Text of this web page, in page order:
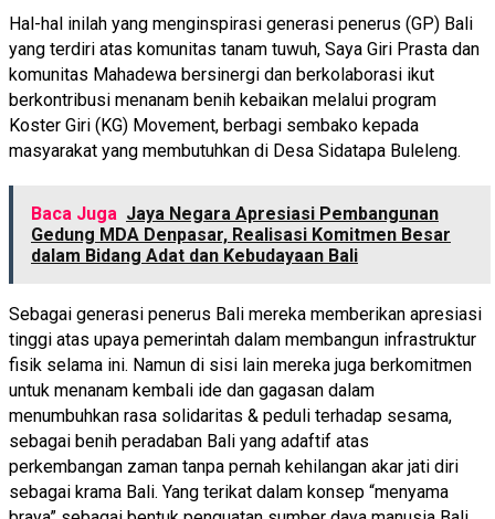
Hal-hal inilah yang menginspirasi generasi penerus (GP) Bali
yang terdiri atas komunitas tanam tuwuh, Saya Giri Prasta dan
komunitas Mahadewa bersinergi dan berkolaborasi ikut
berkontribusi menanam benih kebaikan melalui program
Koster Giri (KG) Movement, berbagi sembako kepada
masyarakat yang membutuhkan di Desa Sidatapa Buleleng.
Baca Juga Jaya Negara Apresiasi Pembangunan
Gedung MDA Denpasar, Realisasi Komitmen Besar
dalam Bidang Adat dan Kebudayaan Bali
Sebagai generasi penerus Bali mereka memberikan apresiasi
tinggi atas upaya pemerintah dalam membangun infrastruktur
fisik selama ini. Namun di sisi lain mereka juga berkomitmen
untuk menanam kembali ide dan gagasan dalam
menumbuhkan rasa solidaritas & peduli terhadap sesama,
sebagai benih peradaban Bali yang adaftif atas
perkembangan zaman tanpa pernah kehilangan akar jati diri
sebagai krama Bali. Yang terikat dalam konsep “menyama